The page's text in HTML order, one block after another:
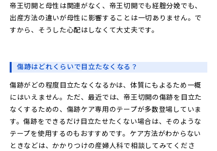
帝王切開と母性は関連がなく、帝王切開でも経腟分娩でも、
出産方法の違いが母性に影響することは一切ありません。で
すから、そうした心配はしなくて大丈夫です。
傷跡はどれくらいで目立たなくなる？
傷跡がどの程度目立たなくなるかは、体質にもよるため一概
にはいえません。ただ、最近では、帝王切開の傷跡を目立た
なくするための、傷跡ケア専用のテープが多数登場していま
す。傷跡をできるだけ目立たせたくない場合は、そのような
テープを使用するのもおすすめです。ケア方法がわからない
ときなどは、かかりつけの産婦人科で相談してみてくださ